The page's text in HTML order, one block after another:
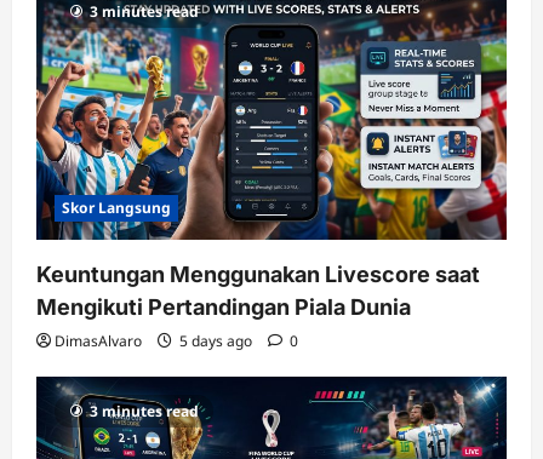
3 minutes read
Skor Langsung
Keuntungan Menggunakan Livescore saat
Mengikuti Pertandingan Piala Dunia
DimasAlvaro 5 days ago 0
3 minutes read